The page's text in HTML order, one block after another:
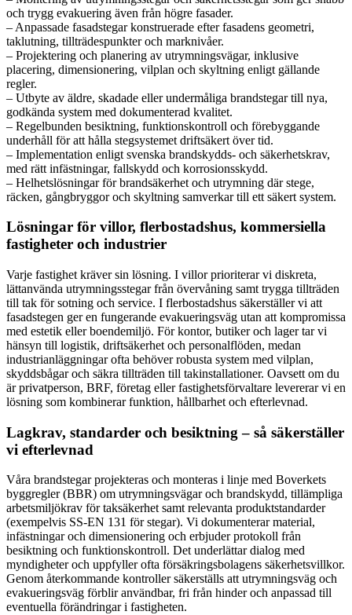
och trygg evakuering även från högre fasader.
– Anpassade fasadstegar konstruerade efter fasadens geometri,
taklutning, tillträdespunkter och marknivåer.
– Projektering och planering av utrymningsvägar, inklusive
placering, dimensionering, vilplan och skyltning enligt gällande
regler.
– Utbyte av äldre, skadade eller undermåliga brandstegar till nya,
godkända system med dokumenterad kvalitet.
– Regelbunden besiktning, funktionskontroll och förebyggande
underhåll för att hålla stegsystemet driftsäkert över tid.
– Implementation enligt svenska brandskydds- och säkerhetskrav,
med rätt infästningar, fallskydd och korrosionsskydd.
– Helhetslösningar för brandsäkerhet och utrymning där stege,
räcken, gångbryggor och skyltning samverkar till ett säkert system.
Lösningar för villor, flerbostadshus, kommersiella
fastigheter och industrier
Varje fastighet kräver sin lösning. I villor prioriterar vi diskreta,
lättanvända utrymningsstegar från övervåning samt trygga tillträden
till tak för sotning och service. I flerbostadshus säkerställer vi att
fasadstegen ger en fungerande evakueringsväg utan att kompromissa
med estetik eller boendemiljö. För kontor, butiker och lager tar vi
hänsyn till logistik, driftsäkerhet och personalflöden, medan
industrianläggningar ofta behöver robusta system med vilplan,
skyddsbågar och säkra tillträden till takinstallationer. Oavsett om du
är privatperson, BRF, företag eller fastighetsförvaltare levererar vi en
lösning som kombinerar funktion, hållbarhet och efterlevnad.
Lagkrav, standarder och besiktning – så säkerställer
vi efterlevnad
Våra brandstegar projekteras och monteras i linje med Boverkets
byggregler (BBR) om utrymningsvägar och brandskydd, tillämpliga
arbetsmiljökrav för taksäkerhet samt relevanta produktstandarder
(exempelvis SS-EN 131 för stegar). Vi dokumenterar material,
infästningar och dimensionering och erbjuder protokoll från
besiktning och funktionskontroll. Det underlättar dialog med
myndigheter och uppfyller ofta försäkringsbolagens säkerhetsvillkor.
Genom återkommande kontroller säkerställs att utrymningsväg och
evakueringsväg förblir användbar, fri från hinder och anpassad till
eventuella förändringar i fastigheten.